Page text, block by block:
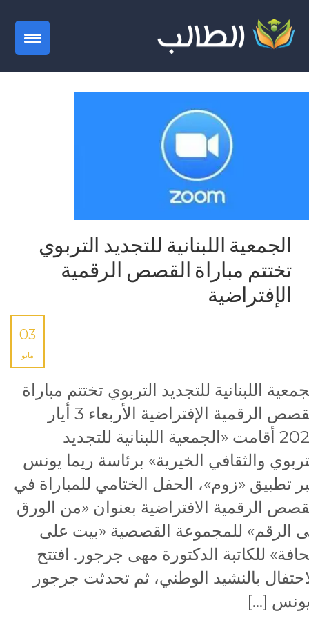
الجمعية اللبنانية للتجديد التربوي
تختتم مباراة القصص الرقمية
الإفتراضية
03
مايو
اللبنانية للتجديد التربوي تختتم مباراة
القصص الرقمية الإفتراضية الأربعاء 3 أيار
2023 أقامت «الجمعية اللبنانية للتجديد
والثقافي الخيرية» برئاسة ريما يونس
تطبيق «زوم»، الحفل الختامي للمباراة في
الرقمية الافتراضية بعنوان «من الورق
الرقم» للمجموعة القصصية «بيت على
للكاتبة الدكتورة مهى جرجور. افتتح
بالنشيد الوطني، ثم تحدثت جرجور
[…]